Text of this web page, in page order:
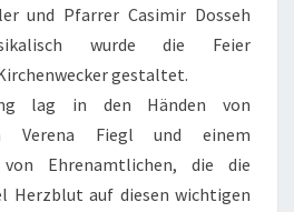
und Pfarrer Casimir Dosseh
wurde die Feier
gestaltet.
lag in den Händen von
Verena Fiegl und einem
Ehrenamtlichen, die die
Herzblut auf diesen wichtigen